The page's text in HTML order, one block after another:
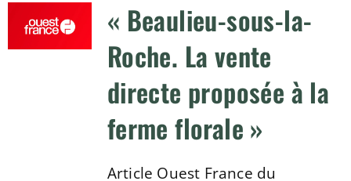
« Beaulieu-sous-la-
Roche. La vente
directe proposée à la
ferme florale »
Article Ouest France du